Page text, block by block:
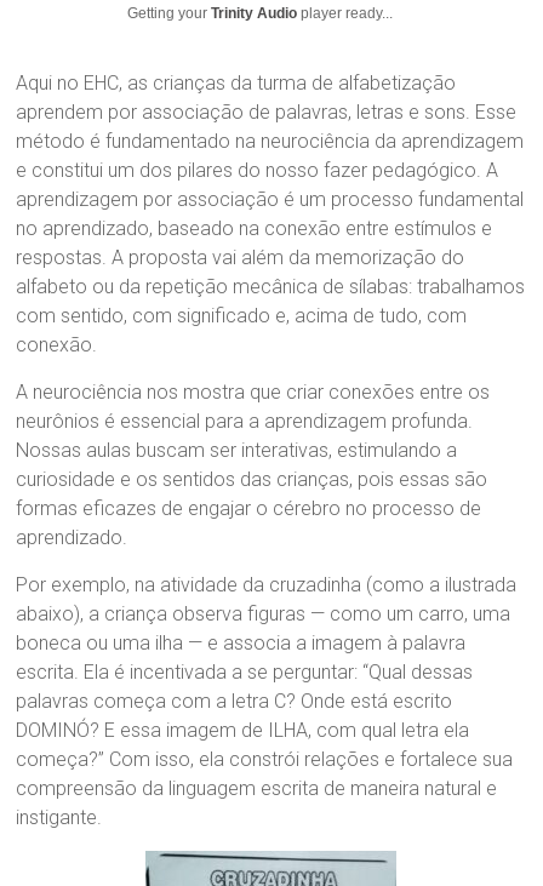
Getting yourTrinity Audio player ready...
Aqui no EHC, as crianças da turma de alfabetização
aprendem por associação de palavras, letras e sons. Esse
método é fundamentado na neurociência da aprendizagem
e constitui um dos pilares do nosso fazer pedagógico. A
aprendizagem por associação é um processo fundamental
no aprendizado, baseado na conexão entre estímulos e
respostas. A proposta vai além da memorização do
alfabeto ou da repetição mecânica de sílabas: trabalhamos
com sentido, com significado e, acima de tudo, com
conexão.
A neurociência nos mostra que criar conexões entre os
neurônios é essencial para a aprendizagem profunda.
Nossas aulas buscam ser interativas, estimulando a
curiosidade e os sentidos das crianças, pois essas são
formas eficazes de engajar o cérebro no processo de
aprendizado.
Por exemplo, na atividade da cruzadinha (como a ilustrada
abaixo), a criança observa figuras — como um carro, uma
boneca ou uma ilha — e associa a imagem à palavra
escrita. Ela é incentivada a se perguntar: “Qual dessas
palavras começa com a letra C? Onde está escrito
DOMINÓ? E essa imagem de ILHA, com qual letra ela
começa?” Com isso, ela constrói relações e fortalece sua
compreensão da linguagem escrita de maneira natural e
instigante.